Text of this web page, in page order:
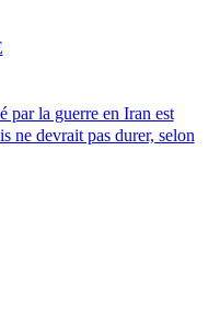
par la guerre en Iran est
ne devrait pas durer, selon